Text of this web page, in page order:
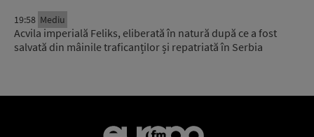
19:58 Mediu
Acvila imperială Feliks, eliberată în natură după ce a fost
salvată din mâinile traficanților și repatriată în Serbia